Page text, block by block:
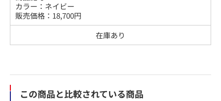
カラー ： ネイビー
販売価格： 18,700円
在庫あり
この商品と比較されている商品